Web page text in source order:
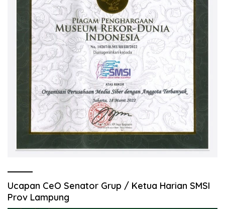
Ucapan CeO Senator Grup / Ketua Harian SMSI
Prov Lampung